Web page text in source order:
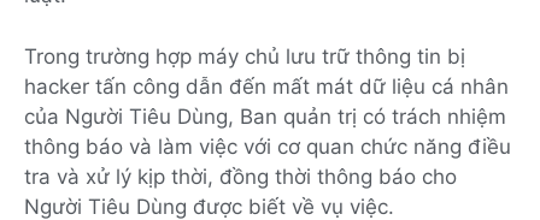
Trong trường hợp máy chủ lưu trữ thông tin bị
hacker tấn công dẫn đến mất mát dữ liệu cá nhân
của Người Tiêu Dùng, Ban quản trị có trách nhiệm
thông báo và làm việc với cơ quan chức năng điều
tra và xử lý kịp thời, đồng thời thông báo cho
Người Tiêu Dùng được biết về vụ việc.